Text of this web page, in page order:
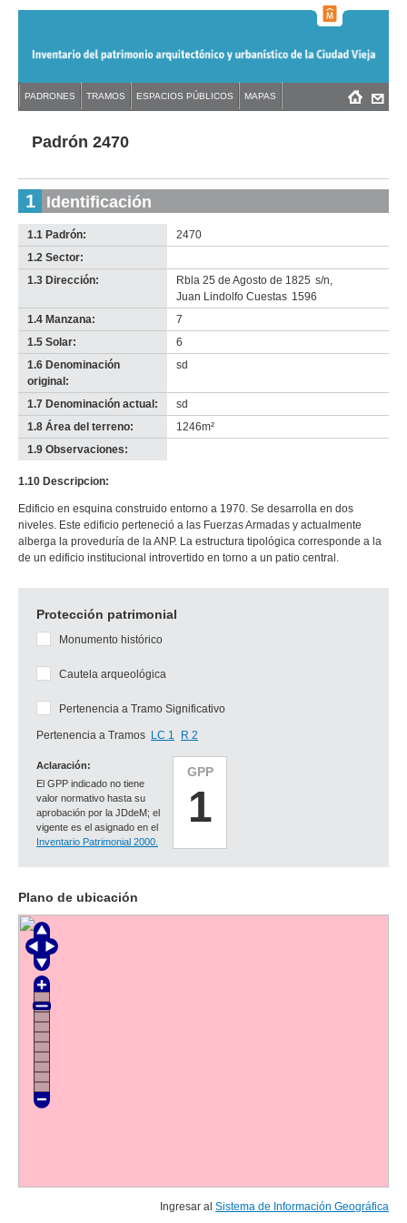
navigation
Back
topPadrón 2470
1 Identificación
1.1 Padrón:
2470
1.2 Sector:
no
info-
1.3 Dirección: Rbla 25 de Agosto de 1825 s/n,
Juan Lindolfo Cuestas 1596
1.4 Manzana:
7
1.5 Solar:
6
1.6 Denominación
original:
sd
1.7 Denominación actual:
sd
1.8 Área del terreno:
1246m²
1.9 Observaciones:
1.10 Descripcion:
Edificio en esquina construido entorno a 1970. Se desarrolla en dos
niveles. Este edificio perteneció a las Fuerzas Armadas y actualmente
alberga la proveduría de la ANP. La estructura tipológica corresponde a la
de un edificio institucional introvertido en torno a un patio central.
Protección patrimonial
GPP
1
Aclaración:
El GPP indicado no tiene
valor normativo hasta su
aprobación por la JDdeM; el
vigente es el asignado en el
Inventario Patrimonial 2000.
Monumento histórico
Cautela arqueológica
Pertenencia a Tramo Significativo
Pertenencia a Tramos LC 1 R 2
Plano de ubicación
Ingresar al Sistema de Información Geográfica
Back
to Menú
PADRONES TRAMOS ESPACIOS PÚBLICOS MAPAS